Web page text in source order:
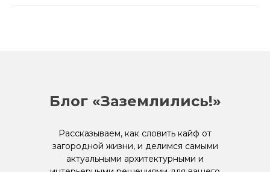
Блог «Заземлились!»
Рассказываем, как словить кайф от
загородной жизни, и делимся самыми
актуальными архитектурными и